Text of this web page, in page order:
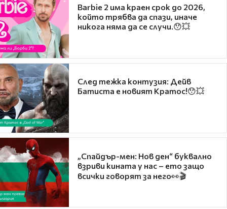
Barbie 2 има краен срок до 2026,
който трябва да спази, иначе
никога няма да се случи.😯💥
След тежка контузия: Дейв
Батиста е новият Кратос!😯💥
„Спайдър-мен: Нов ден“ буквално
взриви кината у нас – ето защо
всички говорят за него👀🎬